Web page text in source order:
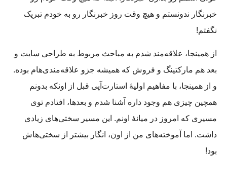
خبرنگار ندونستم و هیچ وقت روز خبرنگار رو به خودم تبریک
نگفتم!
از همینجا، علاقه‌مند شدم به مباحث مربوط به طراحی سایت و
بعد هم مارکتینگ و فروش که همیشه جزو علاقه‌مندی‌هام بوده.
و از همینجا، با مفاهیم اولیۀ استارت‌آپی قبل از اونکه بدونم
همچین چیزی هم وجود داره آشنا شدم و بعدها، افتادم توی
مسیری که امروز در میانۀ اونم. این مسیر سختی‌های زیادی
داشت. اما آموخته‌های من از اون،‌ انگار بیشتر از سختی‌هاش
بود!